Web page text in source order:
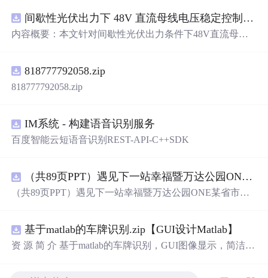
间歇性光伏出力下 48V 直流母线电压稳定控制及储能双向充放电闭环调控体系研究（Simulink仿真实现）
内容概要：本文针对间歇性光伏出力条件下48V直流母线
含光伏阵列、Boost型DC-DC变换器、双向DC-DC变换器
与锂离子电池储能系统的完整拓扑结构，结合光伏最大功
架构，集成电压外环与电流内环双闭环控制策略，确保在
光照强度波动、负载突变等动态工况下维持母线电压稳
定。在Simulink环境中搭建全系统仿真模型，验证了控制策
在无外部电网支撑下的自主运行能力和电能质量水平。; 适
合人群：具备电力电子、自动控制与新能源系统基础知识
的电气工程及相关专业研究生、科研人员，以及从事光伏
景及目标：①用于教学与科研中离网型光伏直流微网系统
的建模与仿真分析；②指导实际工程中48V直流微网的电
压稳定控制与储能协调管理方案设计；③为新能源微网中
818777792058.zip
818777792058.zip
IM系统 - 构建语音识别服务
百度智能云短语音识别REST-API-C++SDK
（共89页PPT）遇见下一站幸福暨万达公园ONE某省市热气球生活艺术节活动策划方案.pptx
（共89页PPT）遇见下一站幸福暨万达公园ONE某省市热
基于matlab的车牌识别.zip【GUI设计Matlab】
资 源 简 介 基于matlab的车牌识别，GUI图像显示，简洁明